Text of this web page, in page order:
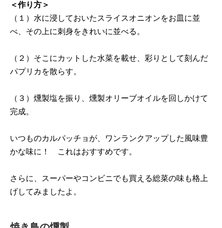
＜作り方＞
（１）水に浸しておいたスライスオニオンをお皿に並
べ、その上に刺身をきれいに並べる。
（２）そこにカットした水菜を載せ、彩りとして刻んだ
パプリカを散らす。
（３）燻製塩を振り、燻製オリーブオイルを回しかけて
完成。
いつものカルパッチョが、ワンランクアップした風味豊
かな味に！ これはおすすめです。
さらに、スーパーやコンビニでも買える総菜の味も格上
げしてみましたよ。